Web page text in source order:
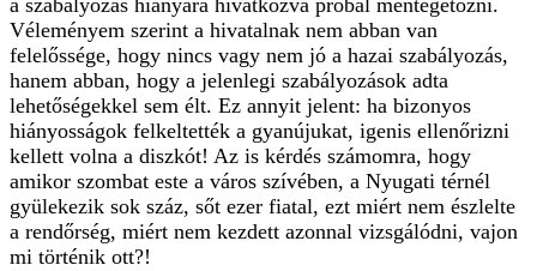
a szabályozás hiányára hivatkozva próbál mentegetőzni.
Véleményem szerint a hivatalnak nem abban van
felelőssége, hogy nincs vagy nem jó a hazai szabályozás,
hanem abban, hogy a jelenlegi szabályozások adta
lehetőségekkel sem élt. Ez annyit jelent: ha bizonyos
hiányosságok felkeltették a gyanújukat, igenis ellenőrizni
kellett volna a diszkót! Az is kérdés számomra, hogy
amikor szombat este a város szívében, a Nyugati térnél
gyülekezik sok száz, sőt ezer fiatal, ezt miért nem észlelte
a rendőrség, miért nem kezdett azonnal vizsgálódni, vajon
mi történik ott?!